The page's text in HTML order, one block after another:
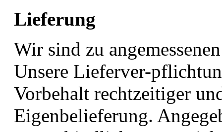
Lieferung
Wir sind zu
Unsere Lieferver-
Vorbehalt rechtzeitiger
Eigenbelieferung.